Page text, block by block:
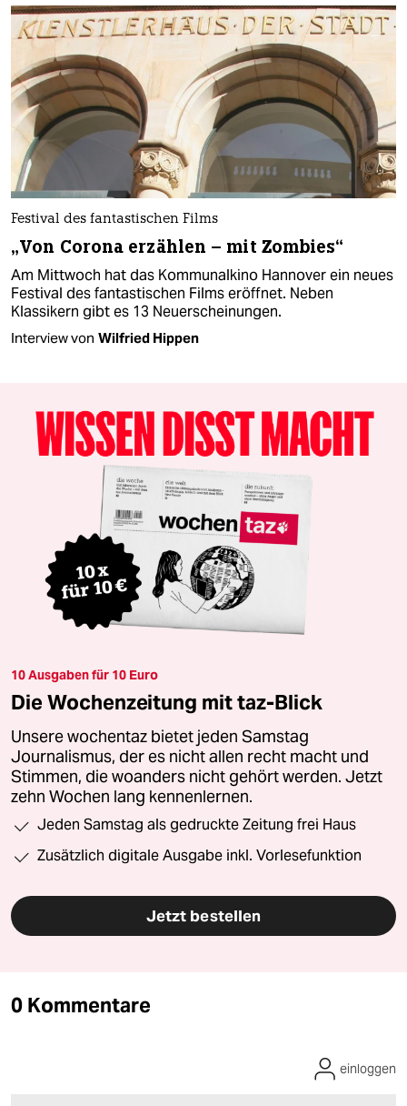
Festival des fantastischen Films
„Von Corona erzählen – mit Zombies“
Am Mittwoch hat das Kommunalkino Hannover ein neues
Festival des fantastischen Films eröffnet. Neben
Klassikern gibt es 13 Neuerscheinungen.
Interview von Wilfried Hippen
10 Ausgaben für 10 Euro
Die Wochenzeitung mit taz-Blick
Unsere wochentaz bietet jeden Samstag
Journalismus, der es nicht allen recht macht und
Stimmen, die woanders nicht gehört werden. Jetzt
zehn Wochen lang kennenlernen.
Jeden Samstag als gedruckte Zeitung frei Haus
Zusätzlich digitale Ausgabe inkl. Vorlesefunktion
Jetzt bestellen
0 Kommentare
einloggen